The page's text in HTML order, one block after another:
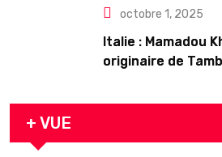
octobre 1, 2025
Italie : Mamadou
originaire de
arrestation
+ VUE